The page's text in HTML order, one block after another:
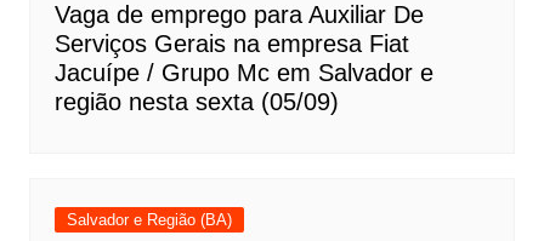
Vaga de emprego para Auxiliar De
Serviços Gerais na empresa Fiat
Jacuípe / Grupo Mc em Salvador e
região nesta sexta (05/09)
Salvador e Região (BA)